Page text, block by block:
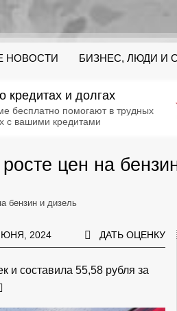
НОВОСТИ БИЗНЕС, ЛЮДИ И
кредитах и долгах
бесплатно помогают в трудных
с вашими кредитами
цен на
бензин и дизель
2024 ДАТЬ ОЦЕНКУ
и составила 55,58 рубля за